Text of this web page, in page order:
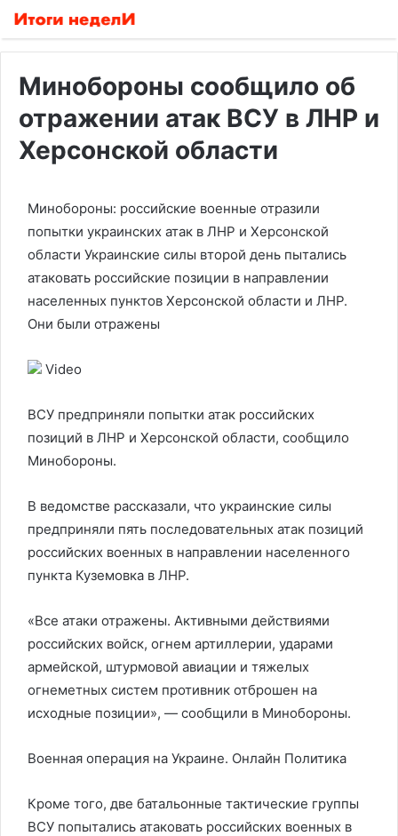
Минобороны сообщило об
отражении атак ВСУ в ЛНР и
Херсонской области
Минобороны: российские военные отразили
попытки украинских атак в ЛНР и Херсонской
области Украинские силы второй день пытались
атаковать российские позиции в направлении
населенных пунктов Херсонской области и ЛНР.
Они были отражены
Video
ВСУ предприняли попытки атак российских
позиций в ЛНР и Херсонской области, сообщило
Минобороны.
В ведомстве рассказали, что украинские силы
предприняли пять последовательных атак позиций
российских военных в направлении населенного
пункта Куземовка в ЛНР.
«Все атаки отражены. Активными действиями
российских войск, огнем артиллерии, ударами
армейской, штурмовой авиации и тяжелых
огнеметных систем противник отброшен на
исходные позиции», — сообщили в Минобороны.
Военная операция на Украине. Онлайн Политика
Кроме того, две батальонные тактические группы
ВСУ попытались атаковать российских военных в